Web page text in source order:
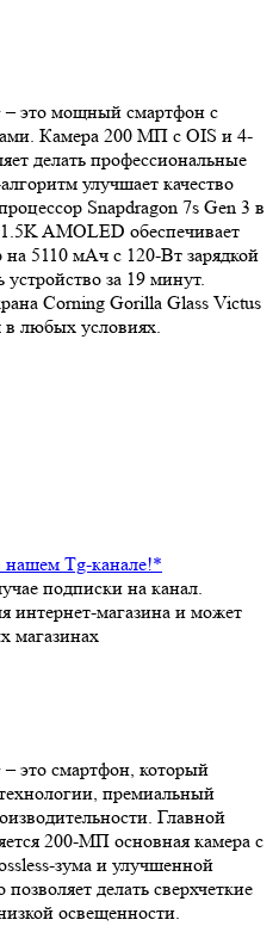
– это мощный смартфон с
Камера 200 МП с OIS и 4-
делать профессиональные
улучшает качество
Snapdragon 7s Gen 3 в
AMOLED обеспечивает
5110 мАч с 120-Вт зарядкой
устройство за 19 минут.
Corning Gorilla Glass Victus
любых условиях.
Tg-канале!*
подписки на канал.
интернет-магазина и может
магазинах
это смартфон, который
премиальный
Главной
200-МП основная камера с
зума и улучшенной
делать сверхчеткие
освещенности.